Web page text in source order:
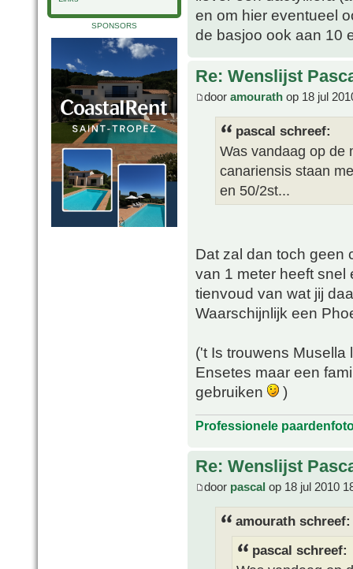
SPONSORS
en om hier eventueel
de basjoo ook aan 10
Re: Wenslijst
door amourath op 18 jul
pascal schreef:
Was vandaag op de
canariensis staan
en 50/2st...
Dat zal dan toch geen
van 1 meter heeft snel
tienvoud van wat jij
Waarschijnlijk een
('t Is trouwens
Ensetes maar een
gebruiken
)
Professionele
Re: Wenslijst
door pascal op 18 jul 2010
amourath schreef:
pascal schreef: